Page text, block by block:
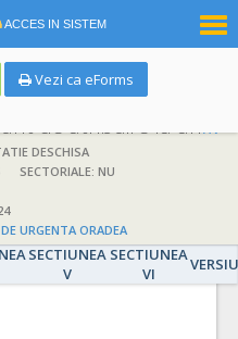
ACCES IN SISTEM
Vezi ca eForms
Achizitie atribuita prin anunt de atribuire la anunt de participare
DESCHISA
SECTORIALE: NU
URGENTA ORADEA
SECTIUNEA
V
SECTIUNEA
VI